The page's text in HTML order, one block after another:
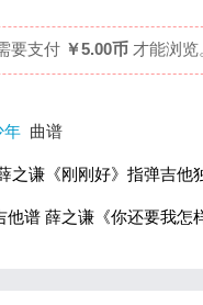
要支付 ￥5.00币 才能浏览
年 曲谱
之谦《刚刚好》指弹吉他
他谱 薛之谦《你还要我怎